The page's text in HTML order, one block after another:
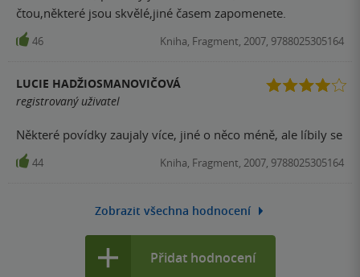
čtou,některé jsou skvělé,jiné časem zapomenete.
46 Kniha, Fragment, 2007, 9788025305164
LUCIE HADŽIOSMANOVIČOVÁ
registrovaný uživatel
Některé povídky zaujaly více, jiné o něco méně, ale líbily se
44 Kniha, Fragment, 2007, 9788025305164
Zobrazit všechna hodnocení
Přidat hodnocení